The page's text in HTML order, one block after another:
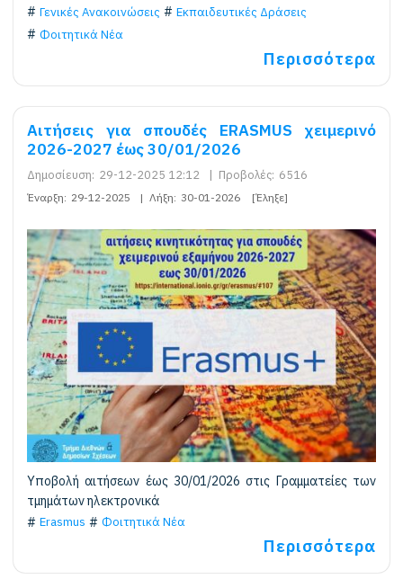
Γενικές Ανακοινώσεις
Εκπαιδευτικές Δράσεις
Φοιτητικά Νέα
Περισσότερα
Αιτήσεις για σπουδές ERASMUS χειμερινό
2026-2027 έως 30/01/2026
Δημοσίευση: 29-12-2025 12:12 | Προβολές: 6516
Έναρξη: 29-12-2025 | Λήξη: 30-01-2026 [Έληξε]
Υποβολή αιτήσεων έως 30/01/2026 στις Γραμματείες των
τμημάτων ηλεκτρονικά
Erasmus
Φοιτητικά Νέα
Περισσότερα